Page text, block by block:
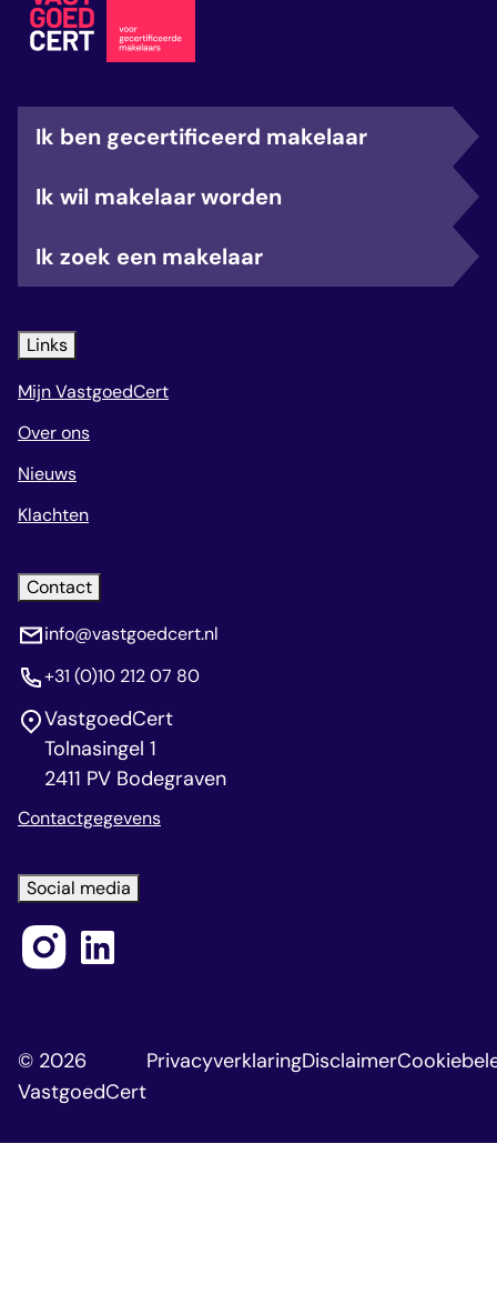
Ik ben gecertificeerd makelaar
Ik wil makelaar worden
Ik zoek een makelaar
Links
Mijn VastgoedCert
Over ons
Nieuws
Klachten
Contact
info@vastgoedcert.nl
+31 (0)10 212 07 80
VastgoedCert
Tolnasingel 1
2411 PV Bodegraven
Contactgegevens
Social media
© 2026
VastgoedCert
PrivacyverklaringDisclaimer